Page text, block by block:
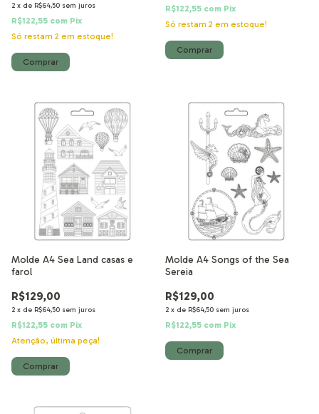
2 x de R$64,50 sem juros
R$122,55 com Pix
Só restam 2 em estoque!
R$122,55 com Pix
Só restam 2 em estoque!
Molde A4 Sea Land casas e
farol
R$129,00
2 x de R$64,50 sem juros
R$122,55 com Pix
Atenção, última peça!
Molde A4 Songs of the Sea
Sereia
R$129,00
2 x de R$64,50 sem juros
R$122,55 com Pix